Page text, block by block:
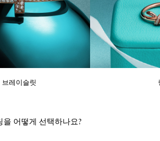
브레이슬릿
어떻게 선택하나요?